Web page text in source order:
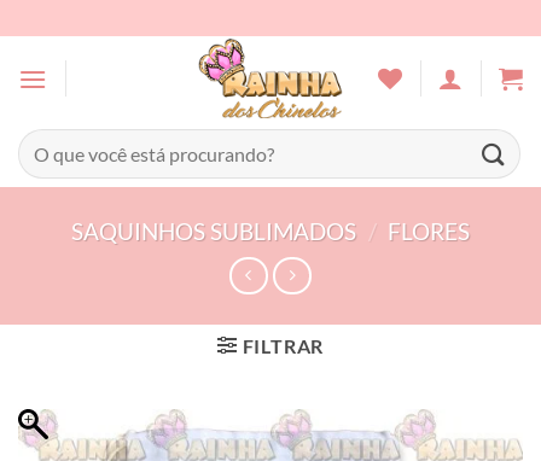
to
content
Pesquisar
por:
SAQUINHOS SUBLIMADOS / FLORES
FILTRAR